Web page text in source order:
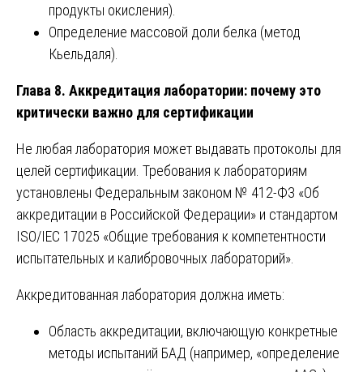
продукты окисления).
Определение массовой доли белка (метод
Кьельдаля).
Глава 8. Аккредитация лаборатории: почему это
критически важно для сертификации
Не любая лаборатория может выдавать протоколы для
целей сертификации. Требования к лабораториям
установлены Федеральным законом № 412-ФЗ «Об
аккредитации в Российской Федерации» и стандартом
ISO/IEC 17025 «Общие требования к компетентности
испытательных и калибровочных лабораторий».
Аккредитованная лаборатория должна иметь:
Область аккредитации, включающую конкретные
методы испытаний БАД (например, «определение